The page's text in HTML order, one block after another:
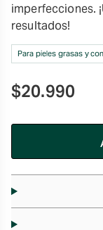
imperfecciones.
resultados!
Para pieles grasas y
$20.990